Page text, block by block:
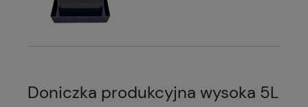
Doniczka produkcyjna wysoka 5L